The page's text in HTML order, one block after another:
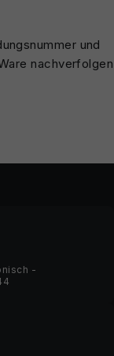
und
nachverfolgen
-